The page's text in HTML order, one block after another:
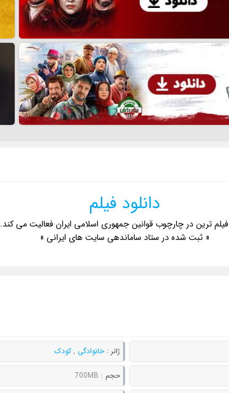
دانلود فیلم
فیلم ترین در چارچوب قوانین جمهوری اسلامی ایران فعالیت می کند.
« ثبت شده در ستاد ساماندهی سایت های ایرانی »
ژانر :خانوادگی ,کودک
حجم : 700MB